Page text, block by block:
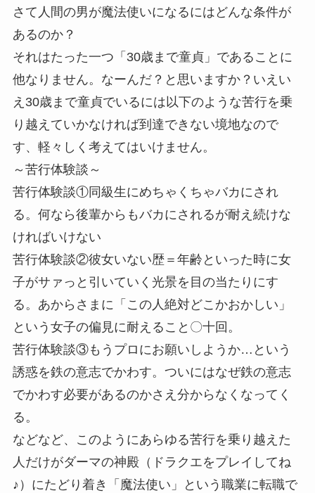
さて人間の男が魔法使いになるにはどんな条件が
あるのか？
それはたった一つ「30歳まで童貞」であることに
他なりません。なーんだ？と思いますか？いえい
え30歳まで童貞でいるには以下のような苦行を乗
り越えていかなければ到達できない境地なので
す、軽々しく考えてはいけません。
～苦行体験談～
苦行体験談①同級生にめちゃくちゃバカにされ
る。何なら後輩からもバカにされるが耐え続けな
ければいけない
苦行体験談②彼女いない歴＝年齢といった時に女
子がサァっと引いていく光景を目の当たりにす
る。あからさまに「この人絶対どこかおかしい」
という女子の偏見に耐えること〇十回。
苦行体験談③もうプロにお願いしようか…という
誘惑を鉄の意志でかわす。ついにはなぜ鉄の意志
でかわす必要があるのかさえ分からなくなってく
る。
などなど、このようにあらゆる苦行を乗り越えた
人だけがダーマの神殿（ドラクエをプレイしてね
♪）にたどり着き「魔法使い」という職業に転職で